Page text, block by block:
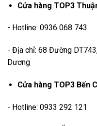
Cửa hàng TOP3
- Hotline: 0936 068 743
- Địa chỉ: 68 Đường
Dương
Cửa hàng TOP3 Bến
- Hotline: 0933 292 121